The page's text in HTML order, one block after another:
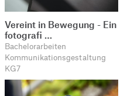
Vereint in Bewegung - Ein
fotografi …
Bachelorarbeiten
Kommunikationsgestaltung
KG7